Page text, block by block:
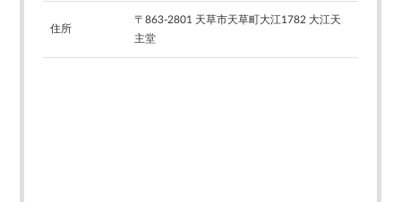
住所
〒863-2801 天草市天草町大江1782 大江天
主堂